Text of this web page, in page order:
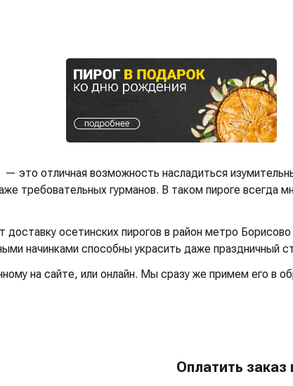
это отличная возможность насладиться
требовательных гурманов. В таком пироге всегда
осетинских пирогов в район метро
начинками способны украсить даже праздничный
на сайте, или онлайн. Мы сразу же примем его в
Оплатить